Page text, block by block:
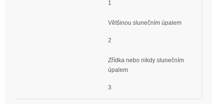
1
Většinou slunečním úpalem
2
Zřídka nebo nikdy slunečním
úpalem
3